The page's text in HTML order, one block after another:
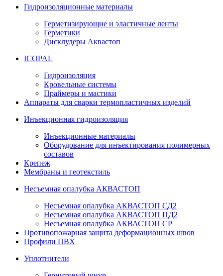
Гидроизоляционные материалы
Герметизирующие и эластичные ленты
Герметики
Дисклудеры Аквастоп
ICOPAL
Гидроизоляция
Кровельные системы
Праймеры и мастики
Аппараты для сварки термопластичных изделий
Инъекционная гидроизоляция
Инъекционные материалы
Оборудование для инъектирования полимерных
составов
Крепеж
Мембраны и геотекстиль
Несъемная опалубка АКВАСТОП
Несъемная опалубка АКВАСТОП СД2
Несъемная опалубка АКВАСТОП ПД2
Несъемная опалубка АКВАСТОП СР
Противопожарная защита деформационных швов
Профили ПВХ
Уплотнители